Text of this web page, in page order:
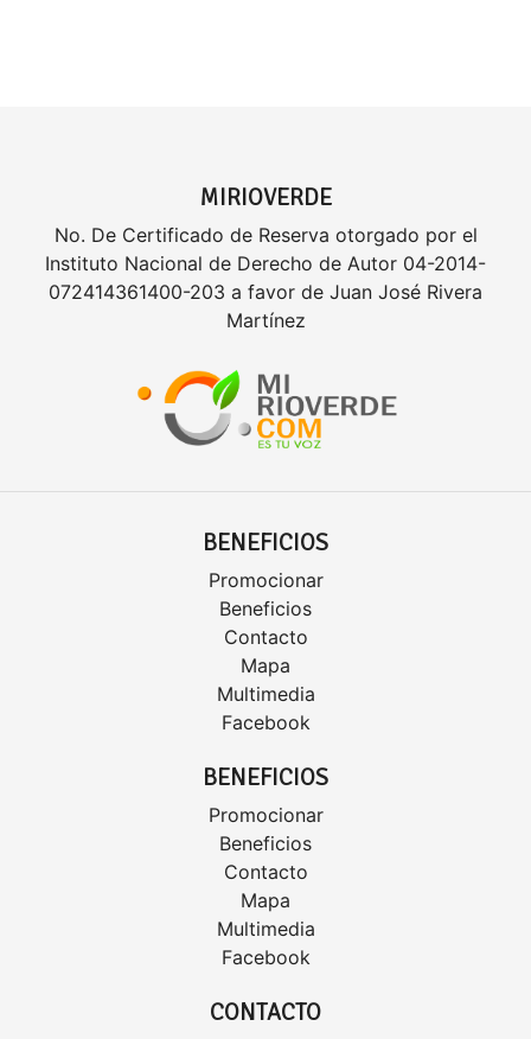
MIRIOVERDE
No. De Certificado de Reserva otorgado por el
Instituto Nacional de Derecho de Autor 04-2014-
072414361400-203 a favor de Juan José Rivera
Martínez
BENEFICIOS
Promocionar
Beneficios
Contacto
Mapa
Multimedia
Facebook
BENEFICIOS
Promocionar
Beneficios
Contacto
Mapa
Multimedia
Facebook
CONTACTO